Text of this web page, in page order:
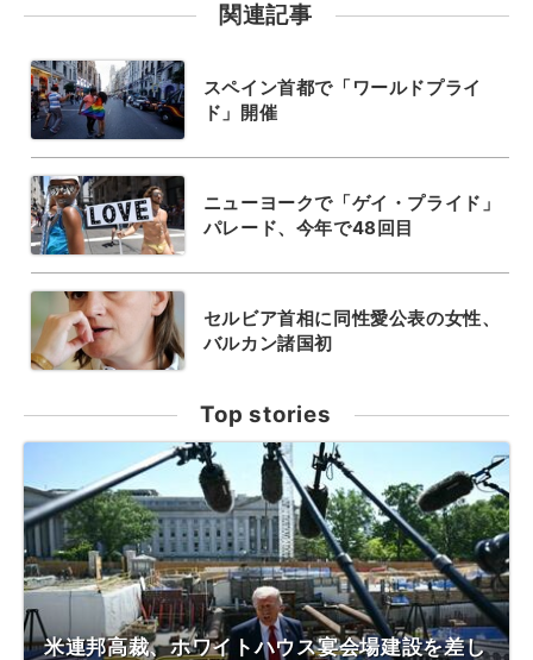
関連記事
スペイン首都で「ワールドプライ
ド」開催
ニューヨークで「ゲイ・プライド」
パレード、今年で48回目
セルビア首相に同性愛公表の女性、
バルカン諸国初
Top stories
米連邦高裁、ホワイトハウス宴会場建設を差し